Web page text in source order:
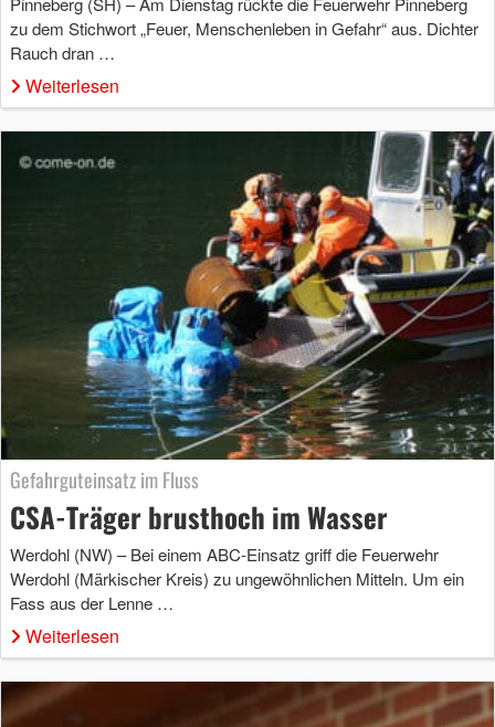
zu dem Stichwort „Feuer, Menschenleben in Gefahr“ aus. Dichter
Rauch dran …
Weiterlesen
Gefahrguteinsatz im Fluss
CSA-Träger brusthoch im Wasser
Werdohl (NW) – Bei einem ABC-Einsatz griff die Feuerwehr
Werdohl (Märkischer Kreis) zu ungewöhnlichen Mitteln. Um ein
Fass aus der Lenne …
Weiterlesen